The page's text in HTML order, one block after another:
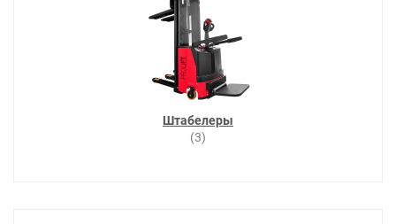
Штабелеры
(3)